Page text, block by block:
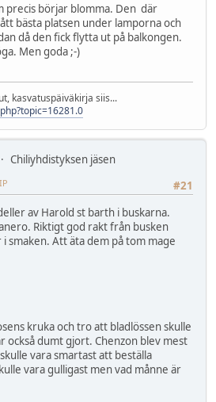
precis börjar blomma. Den där
bästa platsen under lamporna och
då den fick flytta ut på balkongen.
Men goda ;-)
kasvatuspäiväkirja siis...
Chiliyhdistyksen jäsen
#21
av Harold st barth i buskarna.
Riktigt god rakt från busken
smaken. Att äta dem på tom mage
kruka och tro att bladlössen skulle
också dumt gjort. Chenzon blev mest
vara smartast att beställa
vara gulligast men vad månne är